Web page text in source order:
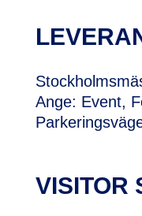
Ange: Event,
VISITOR